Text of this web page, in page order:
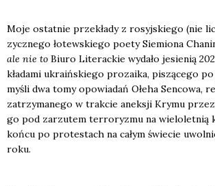
Moje ostat­nie prze­kła­dy z rosyj­skie­go (nie
zycz­ne­go łotew­skie­go poety Sie­mio­na
ale nie to Biu­ro Lite­rac­kie wyda­ło jesie­nią
kła­da­mi ukra­iń­skie­go pro­za­ika, piszą­ce­go
myśli dwa tomy opo­wia­dań Ołe­ha Sen­co­wa,
zatrzy­ma­ne­go w trak­cie anek­sji Kry­mu
go pod zarzu­tem ter­ro­ry­zmu na wie­lo­let­nią
koń­cu po pro­te­stach na całym świe­cie
roku.